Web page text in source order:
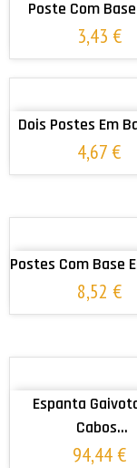
Poste Com
3,43 €
ADICIONAR AO
Dois Postes Em
4,67 €
ADICIONAR AO
Postes Com Base
8,52 €
ADICIONAR AO
Espanta
Cabos...
94,44 €